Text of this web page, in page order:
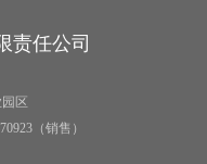
责任公司
区
（销售）